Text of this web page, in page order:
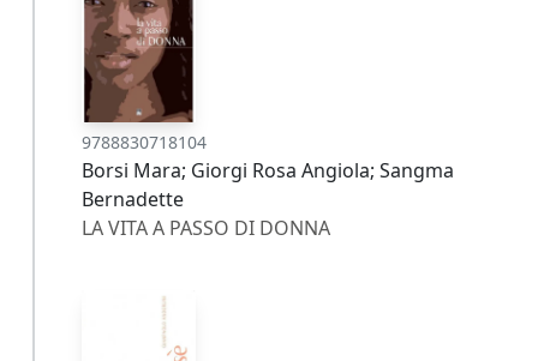
9788830718104
Borsi Mara; Giorgi Rosa Angiola; Sangma
Bernadette
LA VITA A PASSO DI DONNA